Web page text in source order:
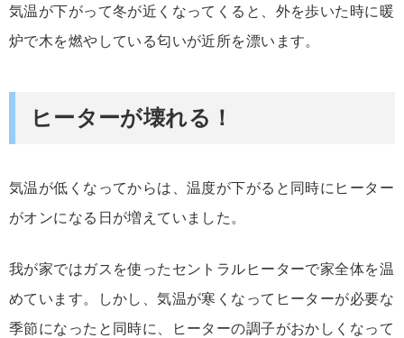
気温が下がって冬が近くなってくると、外を歩いた時に暖
炉で木を燃やしている匂いが近所を漂います。
ヒーターが壊れる！
気温が低くなってからは、温度が下がると同時にヒーター
がオンになる日が増えていました。
我が家ではガスを使ったセントラルヒーターで家全体を温
めています。しかし、気温が寒くなってヒーターが必要な
季節になったと同時に、ヒーターの調子がおかしくなって